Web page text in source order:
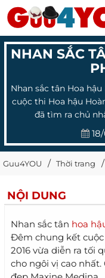
NHAN SẮC
Nhan sắc tân Hoa
cuộc thi Hoa hậu
đã tìm ra chủ
Guu4YOU Thời trang
NỘI DUNG
Nhan sắc tân hoa
Đêm chung kết
2016 vừa diễn ra tối
cho ngôi vị cao